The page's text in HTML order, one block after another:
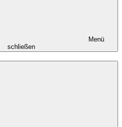
Menü
schließen